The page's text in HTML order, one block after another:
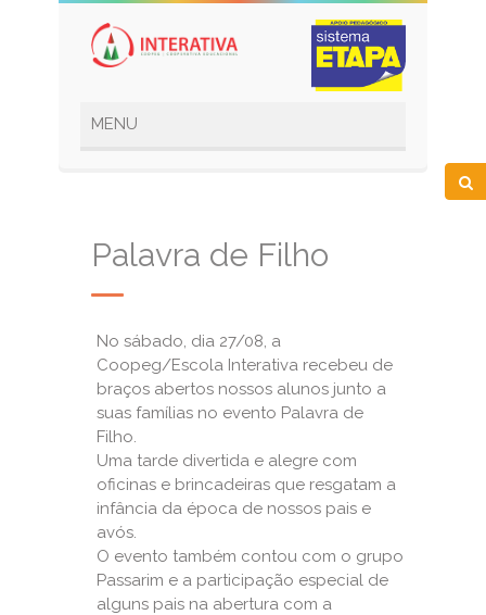
Palavra de Filho
No sábado, dia 27/08, a
Coopeg/Escola Interativa recebeu de
braços abertos nossos alunos junto a
suas famílias no evento Palavra de
Filho.
Uma tarde divertida e alegre com
oficinas e brincadeiras que resgatam a
infância da época de nossos pais e
avós.
O evento também contou com o grupo
Passarim e a participação especial de
alguns pais na abertura com a